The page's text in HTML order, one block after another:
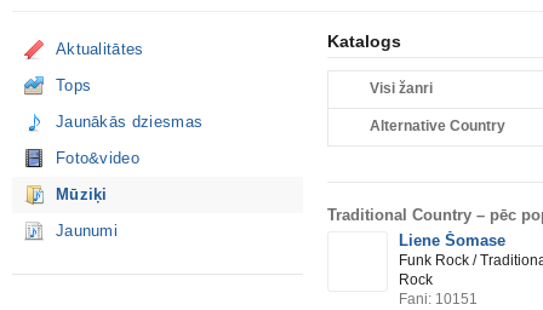
Aktualitātes
Tops
Jaunākās dziesmas
Foto&video
Mūziķi
Jaunumi
Katalogs
Visi žanri
Alternative Country
Traditional Country – pēc
Liene Šomase
Funk Rock /
Rock
Fani: 10151